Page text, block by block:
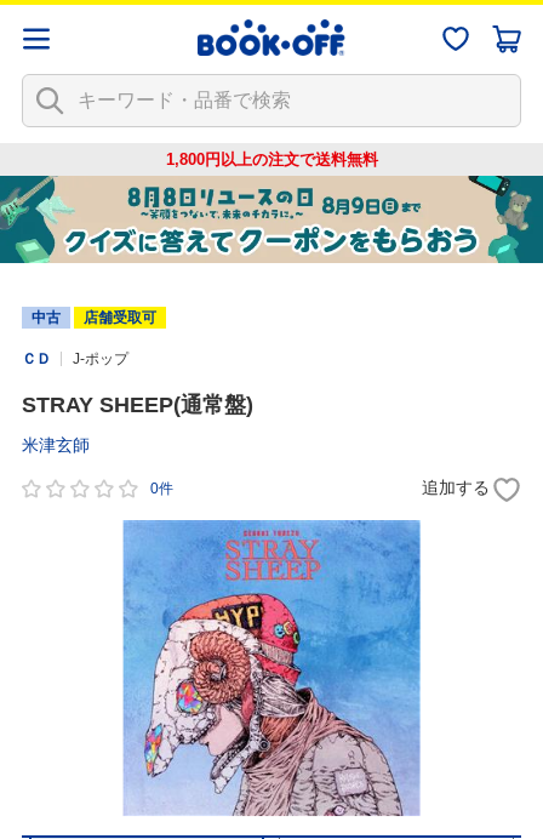
1,800円以上の注文で送料無料
中古 店舗受取可
ＣＤ J-ポップ
STRAY SHEEP(通常盤)
米津玄師
0件 追加する